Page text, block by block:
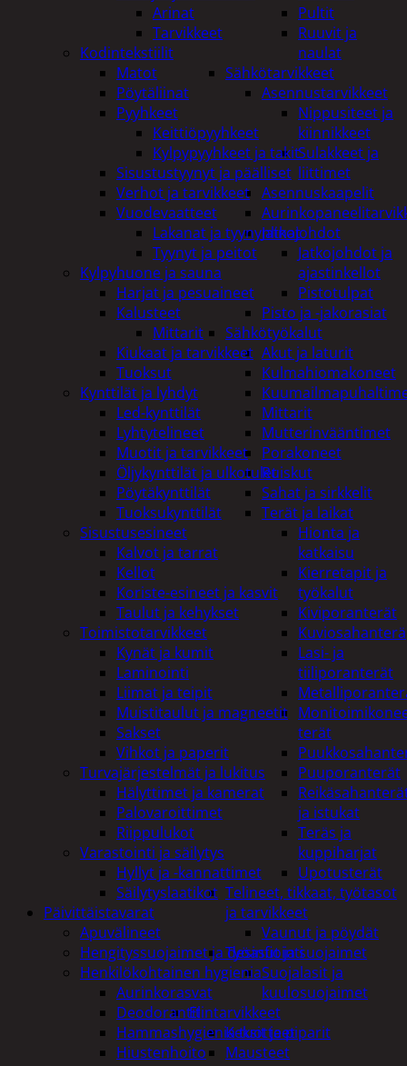
Pultit
Ruuvit ja
naulat
Sähkötarvikkeet
Asennustarvikkeet
Nippusiteet ja
kiinnikkeet
Sulakkeet ja
liittimet
Asennuskaapelit
Jatkojohdot
Jatkojohdot ja
ajastinkellot
Pistotulpat
Pisto ja -jakorasiat
Sähkötyökalut
Akut ja laturit
Kulmahiomakoneet
Mittarit
Mutterinvääntimet
Porakoneet
Ruiskut
Sahat ja sirkkelit
Terät ja laikat
Hionta ja
katkaisu
Kierretapit ja
työkalut
Kiviporanterät
Kuviosahanterä
Lasi- ja
tiiliporanterät
terät
Puuporanterät
ja istukat
Teräs ja
kuppiharjat
Upotusterät
Telineet, tikkaat, työtasot
ja tarvikkeet
Vaunut ja pöydät
Työasut ja suojaimet
Suojalasit ja
kuulosuojaimet
Elintarvikkeet
Keksit ja piparit
Mausteet
Arinat
Tarvikkeet
Kodintekstiilit
Matot
Pöytäliinat
Pyyhkeet
Keittiöpyyhkeet
Kylpypyyhkeet ja takit
Sisustustyynyt ja päälliset
Verhot ja tarvikkeet
Vuodevaatteet
Lakanat ja tyynynlinat
Tyynyt ja peitot
Kylpyhuone ja sauna
Harjat ja pesuaineet
Kalusteet
Mittarit
Kiukaat ja tarvikkeet
Tuoksut
Kynttilät ja lyhdyt
Led-kynttilät
Lyhtytelineet
Muotit ja tarvikkeet
Öljykynttilät ja ulkotulet
Pöytäkynttilät
Tuoksukynttilät
Sisustusesineet
Kalvot ja tarrat
Kellot
Koriste-esineet ja kasvit
Taulut ja kehykset
Toimistotarvikkeet
Kynät ja kumit
Laminointi
Liimat ja teipit
Muistitaulut ja magneetit
Sakset
Vihkot ja paperit
Turvajärjestelmät ja lukitus
Hälyttimet ja kamerat
Palovaroittimet
Riippulukot
Varastointi ja säilytys
Hyllyt ja -kannattimet
Säilytyslaatikot
Päivittäistavarat
Apuvälineet
Hengityssuojaimet ja desinfiointi
Henkilökohtainen hygienia
Aurinkorasvat
Deodorantit
Hammashygienia tuotteet
Hiustenhoito